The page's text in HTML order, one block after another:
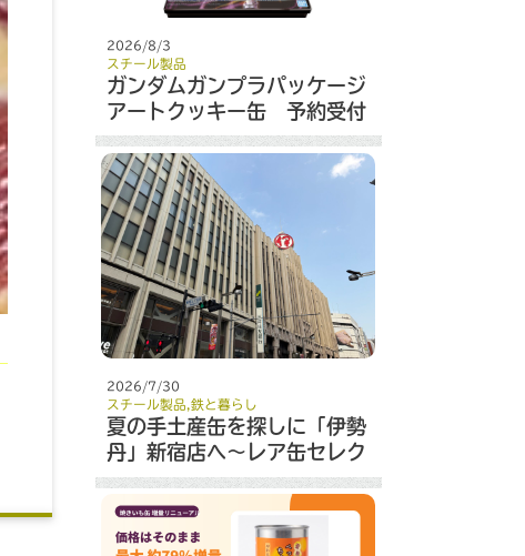
2026/8/3
スチール製品
ガンダムガンプラパッケージ
アートクッキー缶 予約受付
開始
2026/7/30
スチール製品,鉄と暮らし
夏の手土産缶を探しに「伊勢
丹」新宿店へ～レア缶セレク
ト～